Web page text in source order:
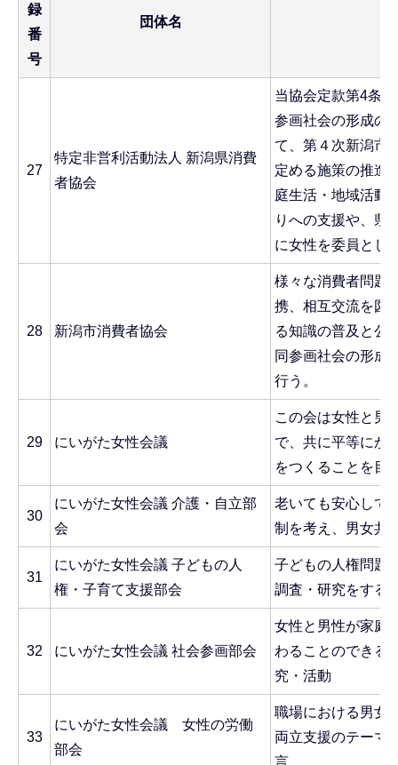
録
番
号
団体名
27
特定非営利活動法人 新潟県消費
者協会
当協会定款第4条
参画社会の形成の
て、第４次新潟市
定める施策の推進
庭生活・地域活動
りへの支援や、県
に女性を委員とし
28 新潟市消費者協会
様々な消費者問題
携、相互交流を図
る知識の普及と公
同参画社会の形成
行う。
29 にいがた女性会議
この会は女性と男
で、共に平等にか
をつくることを目
30
にいがた女性会議 介護・自立部
会
老いても安心して
制を考え、男女共
31
にいがた女性会議 子どもの人
権・子育て支援部会
子どもの人権問題
調査・研究をする
32 にいがた女性会議 社会参画部会
女性と男性が家庭
わることのできる
究・活動
33
にいがた女性会議 女性の労働
部会
職場における男女
両立支援のテーマ
言。